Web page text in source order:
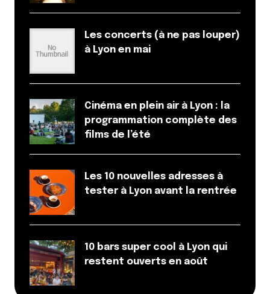
Les concerts (à ne pas louper)
à Lyon en mai
Cinéma en plein air à Lyon : la
programmation complète des
films de l’été
Les 10 nouvelles adresses à
tester à Lyon avant la rentrée
10 bars super cool à Lyon qui
restent ouverts en août